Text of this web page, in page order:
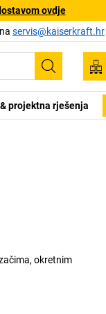
ovdje
servis@kaiserkraft.hr
projektna rješenja
okretnim